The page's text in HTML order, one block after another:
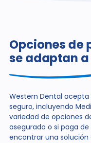
Opciones de
se adaptan
Western Dental
seguro, incluyendo
variedad de opciones
asegurado o si paga
encontrar una